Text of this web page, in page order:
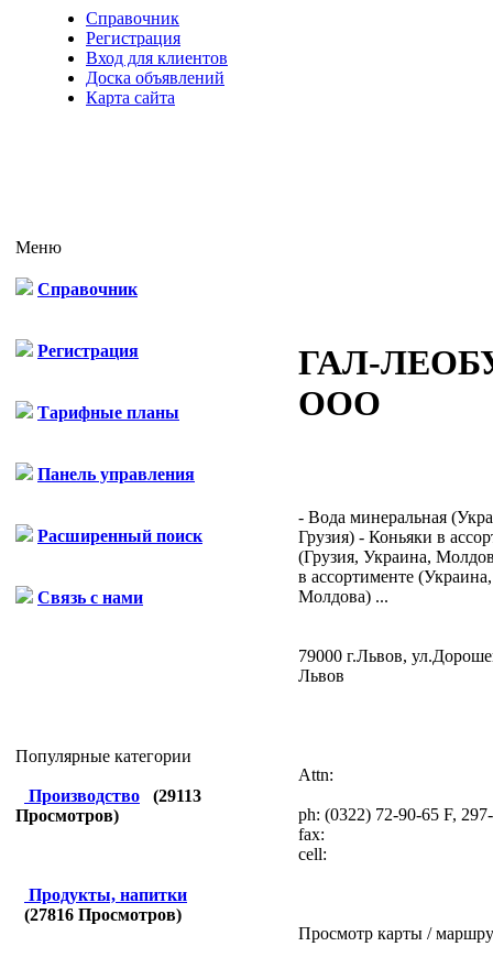
Справочник
Регистрация
Вход для клиентов
Доска объявлений
Карта сайта
Меню
Справочник
Регистрация
Тарифные планы
Панель управления
Расширенный поиск
Связь с нами
Популярные категории
Производство (29113
Просмотров)
Продукты, напитки
(27816 Просмотров)
ГАЛ-
ООО
- Вода минеральная
Грузия) - Коньяки в
(Грузия, Украина,
в ассортименте
Молдова) ...
79000 г.Львов,
Львов
Attn:
ph: (0322) 72-90-65 F,
fax:
cell:
Просмотр карты /